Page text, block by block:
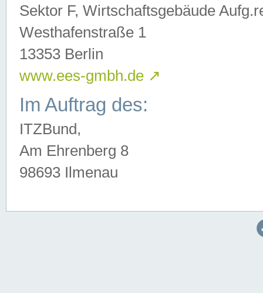
Sektor F, Wirtschaftsgebäude
Westhafenstraße 1
13353 Berlin
www.ees-gmbh.de ↗
Im Auftrag des:
ITZBund,
Am Ehrenberg 8
98693 Ilmenau